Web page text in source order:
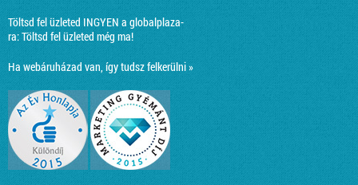
Töltsd fel üzleted INGYEN a globalplaza-
ra:Töltsd fel üzleted még ma!
Ha webáruházad van, így tudsz felkerülni »